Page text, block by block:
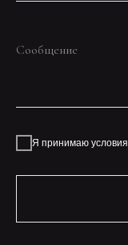
Сообщение
Я принимаю условия